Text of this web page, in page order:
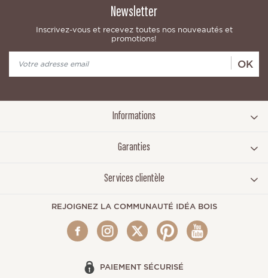
Newsletter
Inscrivez-vous et recevez toutes nos nouveautés et
promotions!
OK
Informations
Garanties
Services clientèle
REJOIGNEZ LA COMMUNAUTÉ IDÉA BOIS
PAIEMENT SÉCURISÉ